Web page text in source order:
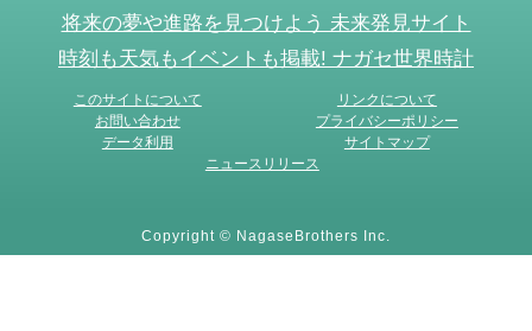
将来の夢や進路を見つけよう 未来発見サイト
時刻も天気もイベントも掲載! ナガセ世界時計
このサイトについて
リンクについて
お問い合わせ
プライバシーポリシー
データ利用
サイトマップ
ニュースリリース
Copyright © NagaseBrothers Inc.